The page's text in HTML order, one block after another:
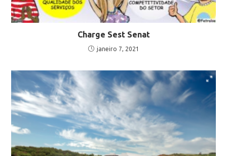
Charge Sest Senat
janeiro 7, 2021